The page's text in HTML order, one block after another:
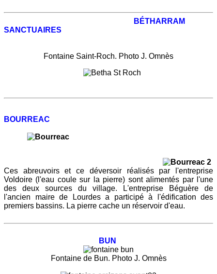
BÉTHARRAM
SANCTUAIRES
Fontaine Saint-Roch. Photo J. Omnès
BOURREAC
Ces abreuvoirs et ce déversoir réalisés par l'entreprise
Voldoire (l'eau coule sur la pierre) sont alimentés par l'une
des deux sources du village. L'entreprise Béguère de
l'ancien maire de Lourdes a participé à l'édification des
premiers bassins. La pierre cache un réservoir d'eau.
BUN
Fontaine de Bun. Photo J. Omnès